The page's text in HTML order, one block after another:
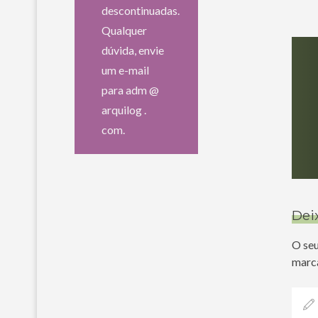
O
descontinuadas.
Qualquer
dúvida, envie
um e-mail
para adm @
arquilog .
com.